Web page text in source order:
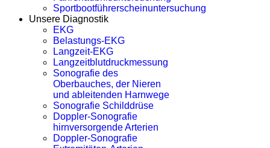
Sportbootführerscheinuntersuchung
Unsere Diagnostik
EKG
Belastungs-EKG
Langzeit-EKG
Langzeitblutdruckmessung
Sonografie des
Oberbauches, der Nieren
und ableitenden Harnwege
Sonografie Schilddrüse
Doppler-Sonografie
hirnversorgende Arterien
Doppler-Sonografie